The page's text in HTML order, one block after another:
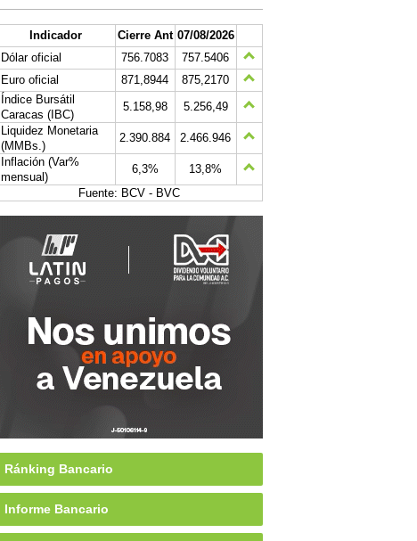
Indicador Cierre Ant 07/08/2026
Dólar oficial
756.7083
757.5406
Euro oficial
871,8944
875,2170
Índice Bursátil
Caracas (IBC)
5.158,98
5.256,49
Liquidez Monetaria
(MMBs.)
2.390.884
2.466.946
Inflación (Var%
mensual)
6,3%
13,8%
Fuente: BCV - BVC
Ránking Bancario
Informe Bancario